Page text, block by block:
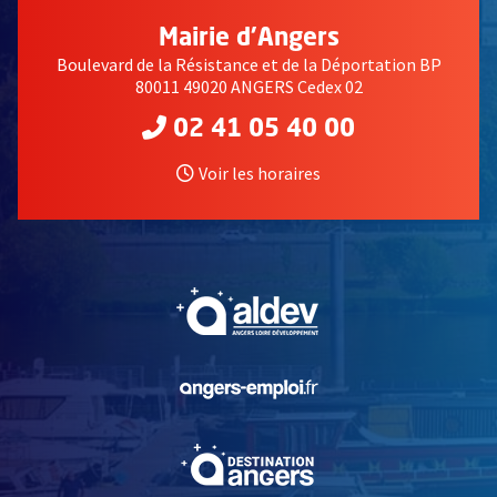
Mairie d'Angers
Boulevard de la Résistance et de la Déportation BP
80011 49020 ANGERS Cedex 02
02 41 05 40 00
Voir les horaires
, Ouvre une nouvelle